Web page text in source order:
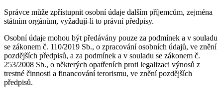
Správce může zpřístupnit osobní údaje dalším příjemcům, zejména
státním orgánům, vyžadují-li to právní předpisy.
Osobní údaje mohou být předávány pouze za podmínek a v souladu
se zákonem č. 110/2019 Sb., o zpracování osobních údajů, ve znění
pozdějších předpisů, a za podmínek a v souladu se zákonem č.
253/2008 Sb., o některých opatřeních proti legalizaci výnosů z
trestné činnosti a financování terorismu, ve znění pozdějších
předpisů.